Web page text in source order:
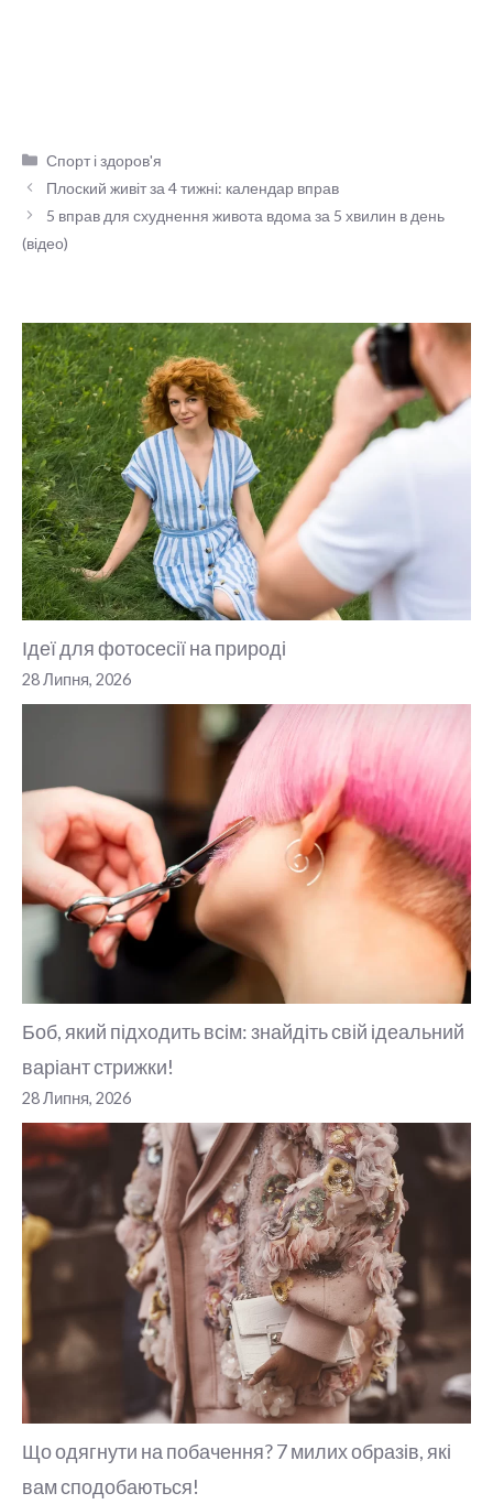
Категорії
Спорт і здоров'я
Плоский живіт за 4 тижні: календар вправ
5 вправ для схуднення живота вдома за 5 хвилин в день
(відео)
Ідеї для фотосесії на природі
28 Липня, 2026
Боб, який підходить всім: знайдіть свій ідеальний
варіант стрижки!
28 Липня, 2026
Що одягнути на побачення? 7 милих образів, які
вам сподобаються!